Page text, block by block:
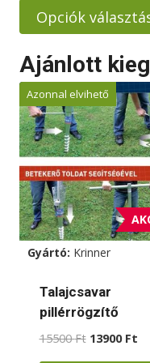
Opciók
a
terméknek
több
variációja
van.
A
változatok
a
termékoldalon
választhatók
Ajánlott
Azonnal elvihető
Gyártó: Krinner
Talajcsavar
pillérrögzítő
15500Ft Original
13900 Ft